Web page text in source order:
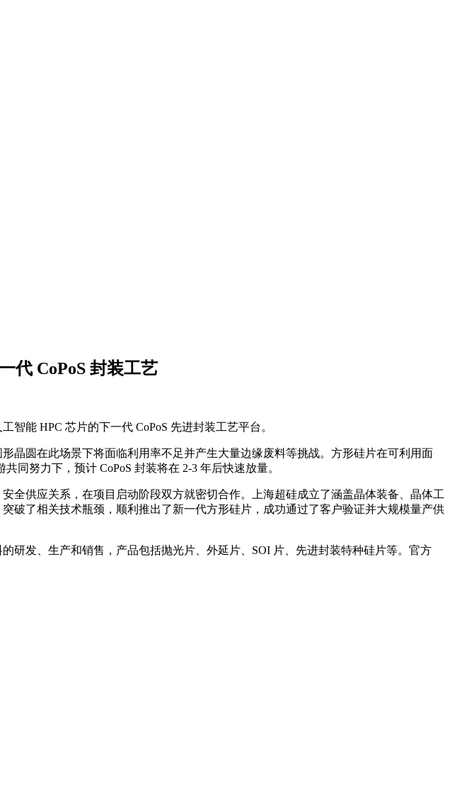
代 CoPoS 封装工艺
能 HPC 芯片的下一代 CoPoS 先进封装工艺平台。
晶圆在此场景下将面临利用率不足并产生大量边缘废料等挑战。方形硅片在可利用面
同努力下，预计 CoPoS 封装将在 2-3 年后快速放量。
全供应关系，在项目启动阶段双方就密切合作。上海超硅成立了涵盖晶体装备、晶体工
破了相关技术瓶颈，顺利推出了新一代方形硅片，成功通过了客户验证并大规模量产供
研发、生产和销售，产品包括抛光片、外延片、SOI 片、先进封装特种硅片等。官方